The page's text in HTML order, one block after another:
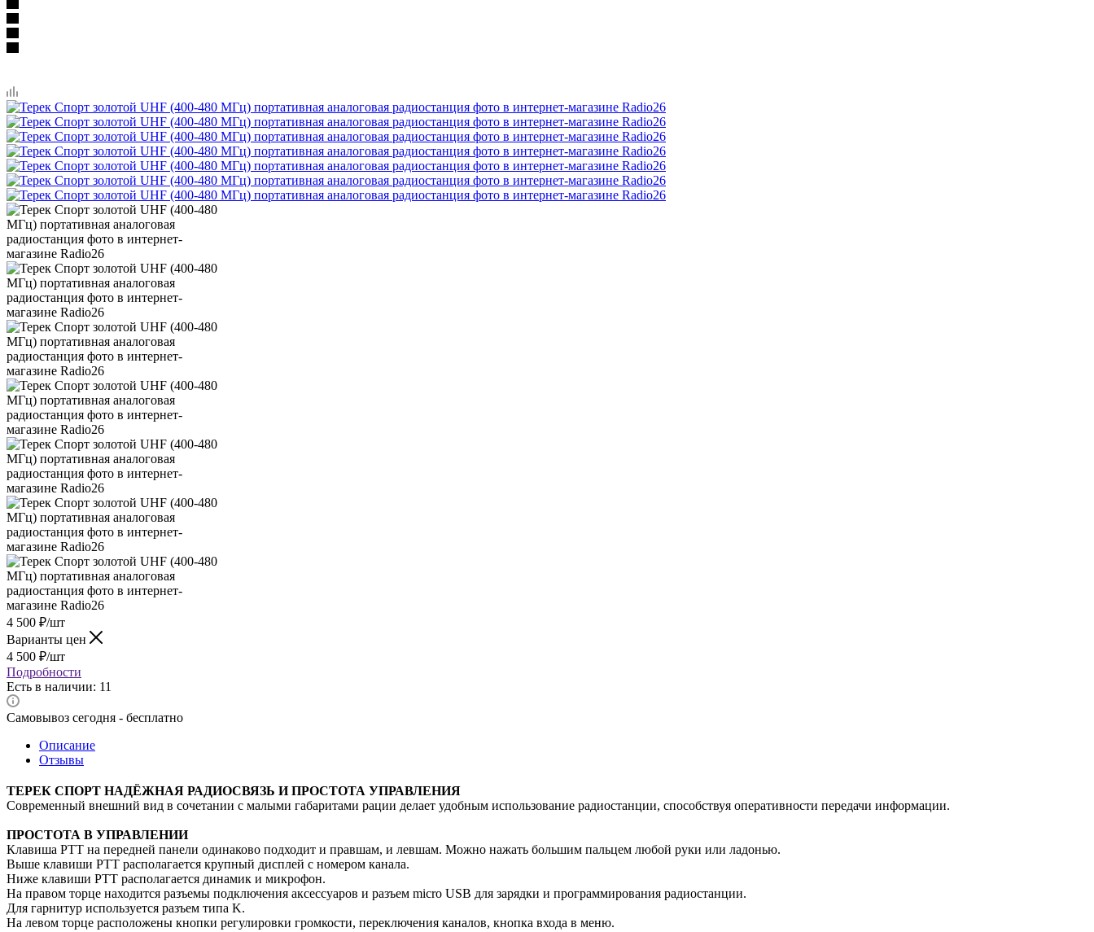
4 500 ₽/шт
Варианты цен
4 500 ₽/шт
Подробности
Есть в наличии: 11
Самовывоз сегодня - бесплатно
Описание
Отзывы
ТЕРЕК СПОРТ НАДЁЖНАЯ РАДИОСВЯЗЬ И ПРОСТОТА УПРАВЛЕНИЯ
Современный внешний вид в сочетании с малыми габаритами рации делает удобным использование радиостанции, способствуя оперативности передачи информации.
ПРОСТОТА В УПРАВЛЕНИИ
Клавиша PTT на передней панели одинаково подходит и правшам, и левшам. Можно нажать большим пальцем любой руки или ладонью.
Выше клавиши РТТ располагается крупный дисплей с номером канала.
Ниже клавиши РТТ располагается динамик и микрофон.
На правом торце находится разъемы подключения аксессуаров и разъем micro USB для зарядки и программирования радиостанции.
Для гарнитур используется разъем типа K.
На левом торце расположены кнопки регулировки громкости, переключения каналов, кнопка входа в меню.